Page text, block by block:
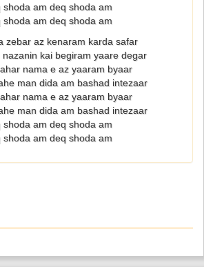
shoda am deq shoda am
shoda am deq shoda am
zebar az kenaram karda safar
kai begiram yaare degar
nama e az yaaram byaar
man dida am bashad intezaar
nama e az yaaram byaar
man dida am bashad intezaar
shoda am deq shoda am
shoda am deq shoda am